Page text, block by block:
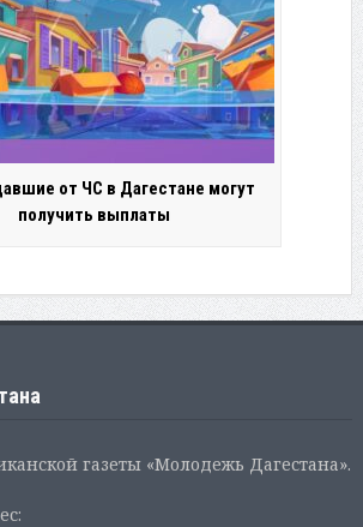
от ЧС в Дагестане могут
получить выплаты
газеты «Молодежь Дагестана».